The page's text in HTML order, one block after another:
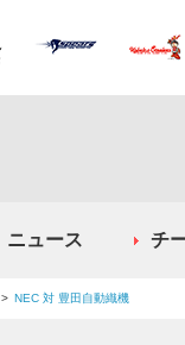
ニュース チ
NEC 対 豊田自動織機